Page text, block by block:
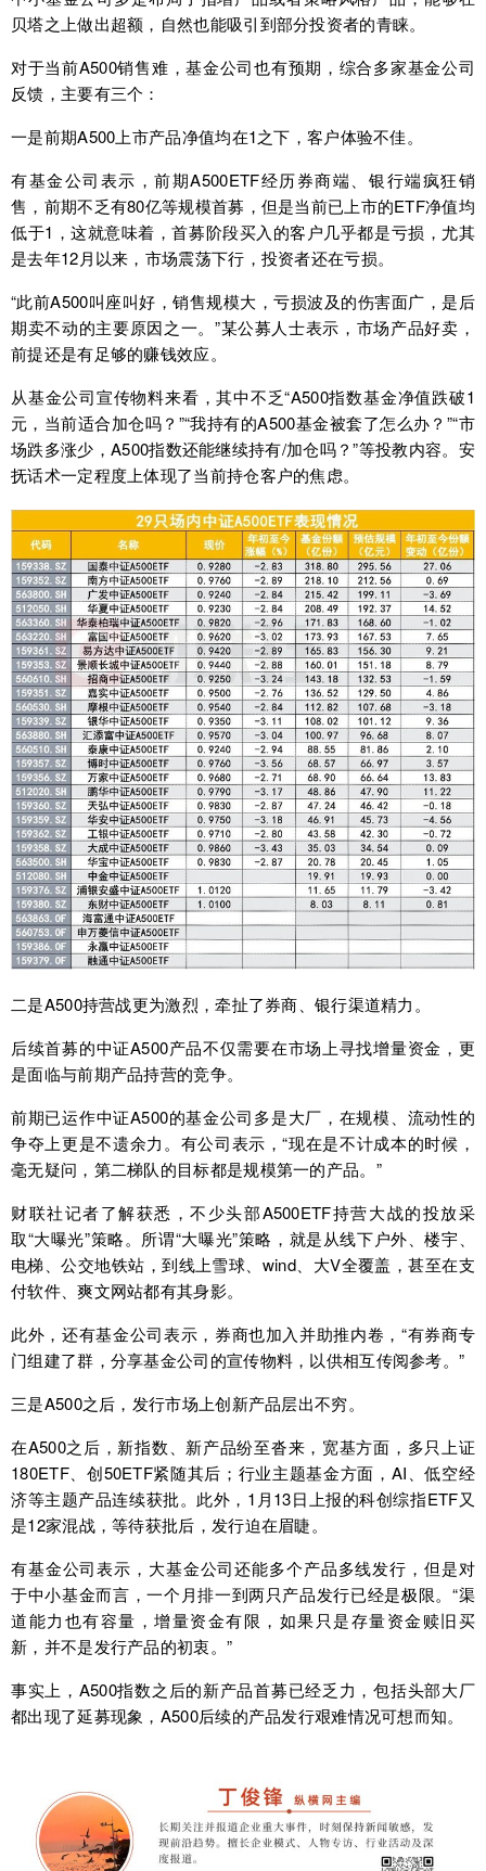
贝塔之上做出超额，自然也能吸引到部分投资者的青睐。
对于当前A500销售难，基金公司也有预期，综合多家基金公司
反馈，主要有三个：
一是前期A500上市产品净值均在1之下，客户体验不佳。
有基金公司表示，前期A500ETF经历券商端、银行端疯狂销
售，前期不乏有80亿等规模首募，但是当前已上市的ETF净值均
低于1，这就意味着，首募阶段买入的客户几乎都是亏损，尤其
是去年12月以来，市场震荡下行，投资者还在亏损。
“此前A500叫座叫好，销售规模大，亏损波及的伤害面广，是后
期卖不动的主要原因之一。”某公募人士表示，市场产品好卖，
前提还是有足够的赚钱效应。
从基金公司宣传物料来看，其中不乏“A500指数基金净值跌破1
元，当前适合加仓吗？”“我持有的A500基金被套了怎么办？”“市
场跌多涨少，A500指数还能继续持有/加仓吗？”等投教内容。安
抚话术一定程度上体现了当前持仓客户的焦虑。
二是A500持营战更为激烈，牵扯了券商、银行渠道精力。
后续首募的中证A500产品不仅需要在市场上寻找增量资金，更
是面临与前期产品持营的竞争。
前期已运作中证A500的基金公司多是大厂，在规模、流动性的
争夺上更是不遗余力。有公司表示，“现在是不计成本的时候，
毫无疑问，第二梯队的目标都是规模第一的产品。”
财联社记者了解获悉，不少头部A500ETF持营大战的投放采
取“大曝光”策略。所谓“大曝光”策略，就是从线下户外、楼宇、
电梯、公交地铁站，到线上雪球 、wind、大V全覆盖，甚至在支
付软件、爽文网站都有其身影。
此外，还有基金公司表示，券商也加入并助推内卷，“有券商专
门组建了群，分享基金公司的宣传物料，以供相互传阅参考。”
三是A500之后，发行市场上创新产品层出不穷。
在A500之后，新指数、新产品纷至沓来，宽基方面，多只上证
180ETF、创50ETF紧随其后；行业主题基金方面，AI、低空经
济等主题产品连续获批。此外，1月13日上报的科创综指ETF又
是12家混战，等待获批后，发行迫在眉睫。
有基金公司表示，大基金公司还能多个产品多线发行，但是对
于中小基金而言，一个月排一到两只产品发行已经是极限。“渠
道能力也有容量，增量资金有限，如果只是存量资金赎旧买
新，并不是发行产品的初衷。”
事实上，A500指数之后的新产品首募已经乏力，包括头部大厂
都出现了延募现象，A500后续的产品发行艰难情况可想而知。